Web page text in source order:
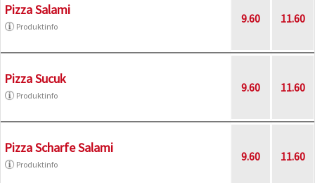
Pizza Salami
Produktinfo
9.60 11.60
Pizza Sucuk
Produktinfo
9.60 11.60
Pizza Scharfe Salami
Produktinfo
9.60 11.60